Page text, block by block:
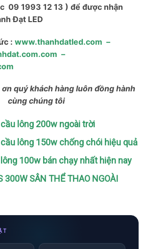
09 1993 12 13 ) để được nhận
Đạt LED
: www.thanhdatled.com –
–
quý khách hàng luôn đồng hành
cùng chúng tôi
lông 200w ngoài trời
lông 150w chống chói hiệu quả
100w bán chạy nhất hiện nay
300W SÂN THỂ THAO NGOÀI